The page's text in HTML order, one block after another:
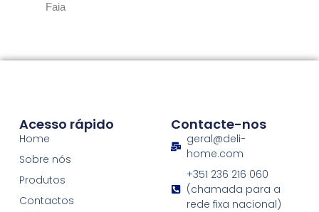
Faia
Acesso rápido
Home
Sobre nós
Produtos
Contactos
Contacte-nos
geral@deli-
home.com
+351 236 216 060
(chamada para a
rede fixa nacional)